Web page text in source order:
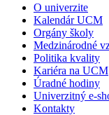
O univerzite
Kalendár UCM
Orgány školy
Medzinárodné
Politika kvality
Kariéra na UCM
Úradné hodiny
Univerzitný e-
Kontakty